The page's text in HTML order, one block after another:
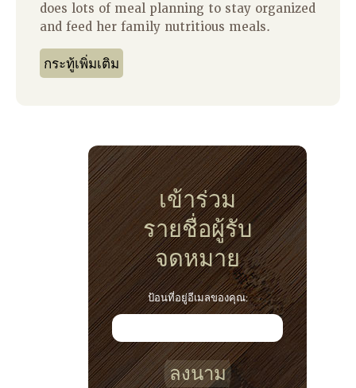
does lots of meal planning to stay organized
and feed her family nutritious meals.
กระทู้เพิ่มเติม
เข้าร่วม
รายชื่อผู้รับ
จดหมาย
ป้อนที่อยู่อีเมลของคุณ:
ลงนาม